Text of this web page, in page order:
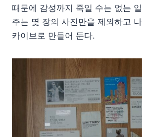
때문에 감성까지 죽일 수는 없는
주는 몇 장의 사진만을 제외하고
카이브로 만들어 둔다.